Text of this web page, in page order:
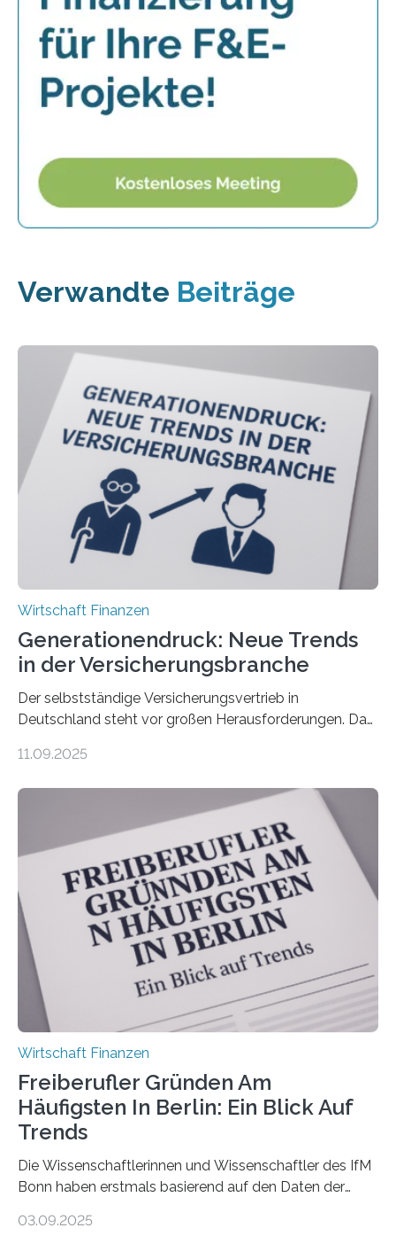
Verwandte Beiträge
Wirtschaft Finanzen
Generationendruck: Neue Trends
in der Versicherungsbranche
Der selbstständige Versicherungsvertrieb in
Deutschland steht vor großen Herausforderungen. Das
Dr. Matthias Beenken und Prof. Dr. Lukas Linnenbrink
Bundesverbands Deutscher Versicherungskaufleute e.V.
durchgeführt haben. Die Studie basiert auf den
Antworten von 1.440 selbstständigen
Versicherungsvertreter*innen und -makler*innen. Ein
Ergebnis: Deutlich mehr als die Hälfte der Befragten ist
über 50 Jahre alt und wird in den nächsten Jahren eine
Nachfolgeregelung benötigen. Aber nur ein Drittel hat
bereits Regelungen…
11.09.2025
Wirtschaft Finanzen
Freiberufler Gründen Am
Häufigsten In Berlin: Ein Blick Auf
Trends
Die Wissenschaftlerinnen und Wissenschaftler des IfM
Bonn haben erstmals basierend auf den Daten der
Landkreise mit den meisten Gründungen von
03.09.2025